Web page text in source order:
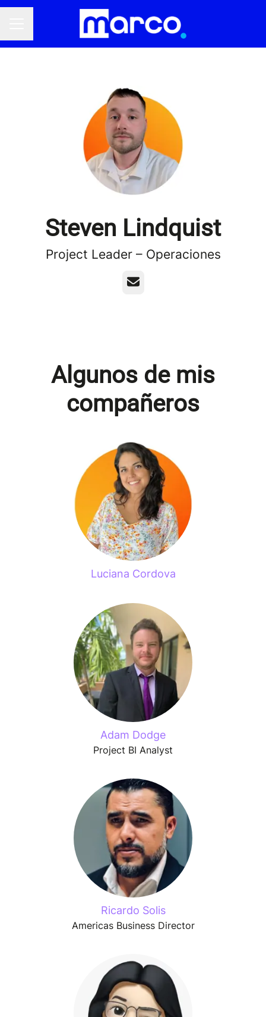
Steven Lindquist
Project Leader – Operaciones
Correo electrónico
Algunos de mis
compañeros
Luciana Cordova
Adam Dodge
Project BI Analyst
Ricardo Solis
Americas Business Director